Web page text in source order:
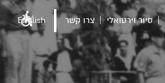
סיור וירטואלי צרו קשר English